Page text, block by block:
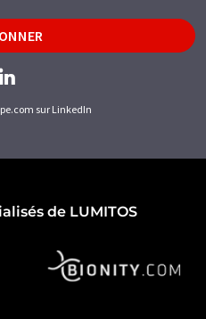
sur LinkedIn
de LUMITOS